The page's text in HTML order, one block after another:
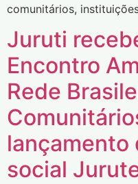
comunitários,
Juruti
Encontro
Rede
lançamento
social